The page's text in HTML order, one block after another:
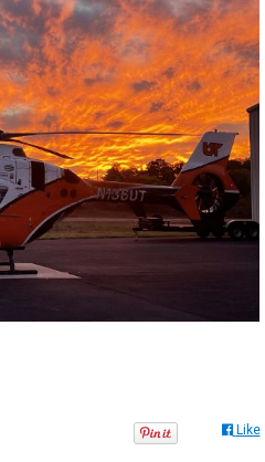
Like